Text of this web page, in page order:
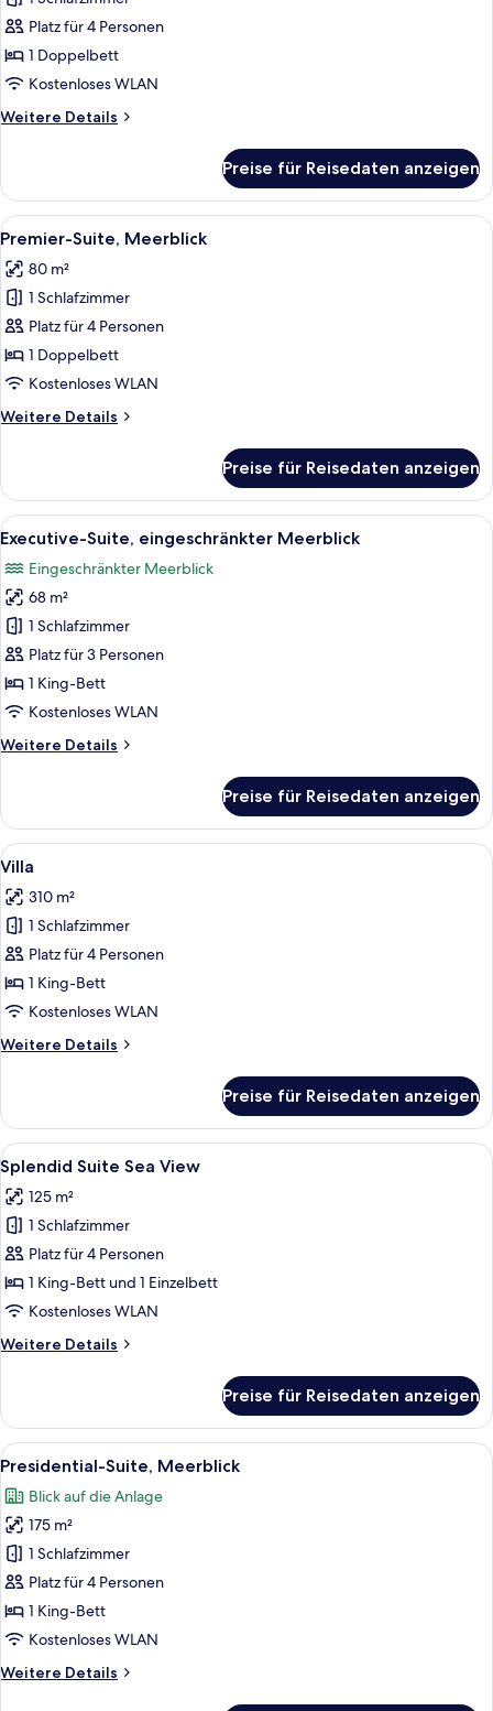
Bergblick
anzeigen
Platz für 4 Personen
1 Doppelbett
Kostenloses WLAN
Weitere Details
Weitere
Suite,
Bergblick
Preise für Reisedaten anzeigen
Alle
Fotos
für
Premier-
Suite,
Meerblick
anzeigen
Ein modernes Hotelzimmer mit
7
Premier-Suite, Meerblick
80 m²
1 Schlafzimmer
Platz für 4 Personen
1 Doppelbett
Kostenloses WLAN
Weitere Details
Weitere
Suite,
Meerblick
Preise für Reisedaten anzeigen
Alle
Fotos
für
Executive-
Suite,
eingeschränkter
Meerblick
anzeigen
Ein modernes Schlafzimmer mit
7
Executive-Suite, eingeschränkter Meerblick
Eingeschränkter Meerblick
68 m²
1 Schlafzimmer
Platz für 3 Personen
1 King-Bett
Kostenloses WLAN
Weitere Details
Weitere
Suite,
eingeschränkter
Meerblick
Preise für Reisedaten anzeigen
Alle
Fotos
für
Villa
anzeigen
Ein modernes Wohnzimmer mit
3
Villa
310 m²
1 Schlafzimmer
Platz für 4 Personen
1 King-Bett
Kostenloses WLAN
Weitere Details
Weitere
Preise für Reisedaten anzeigen
Alle
Fotos
für
Splendid
Suite
Sea
View
Ein modernes Hotelzimmer mit
4
Splendid Suite Sea View
125 m²
1 Schlafzimmer
Platz für 4 Personen
1 King-Bett und 1 Einzelbett
Kostenloses WLAN
Weitere Details
Weitere
Suite
Sea
View
Preise für Reisedaten anzeigen
Alle
Fotos
für
Presidential-
Suite,
Meerblick
anzeigen
Ein modernes Hotelzimmer mit
8
Presidential-Suite, Meerblick
Blick auf die Anlage
175 m²
1 Schlafzimmer
Platz für 4 Personen
1 King-Bett
Kostenloses WLAN
Weitere Details
Weitere